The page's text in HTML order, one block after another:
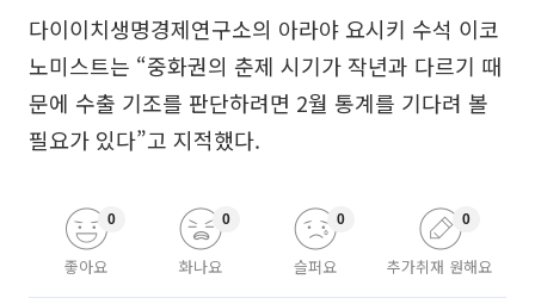
다이이치생명경제연구소의 아라야 요시키 수석 이코
노미스트는 “중화권의 춘제 시기가 작년과 다르기 때
문에 수출 기조를 판단하려면 2월 통계를 기다려 볼
필요가 있다”고 지적했다.
좋아요
0
화나요
0
슬퍼요
0
추가취재 원해요
0